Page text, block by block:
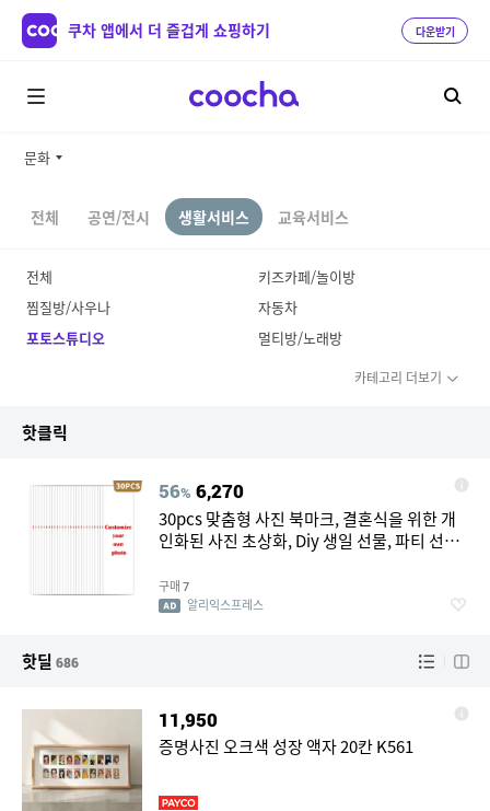
쿠차 앱에서 더 즐겁게 쇼핑하기 다운받기
문화
전체 공연/전시 생활서비스 교육서비스
전체
키즈카페/놀이방
찜질방/사우나
자동차
포토스튜디오
멀티방/노래방
카테고리 더보기
핫클릭
56% 6,270
30pcs 맞춤형 사진 북마크, 결혼식을 위한 개
인화된 사진 초상화, Diy 생일 선물, 파티 선물,
구매 7
알리익스프레스
핫딜 686
11,950
증명사진 오크색 성장 액자 20칸 K561